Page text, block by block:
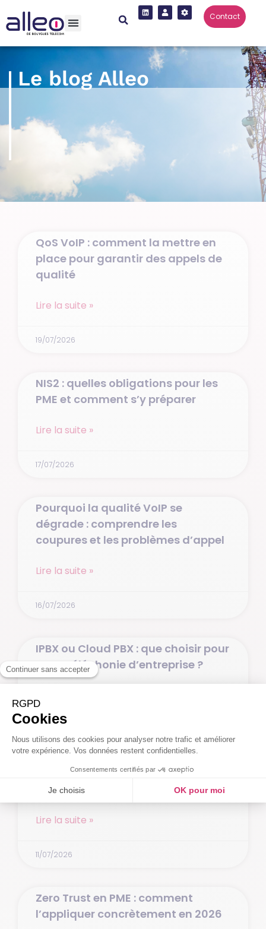
Contact
Le blog Alleo
QoS VoIP : comment la mettre en
place pour garantir des appels de
qualité
Lire la suite »
19/07/2026
NIS2 : quelles obligations pour les
PME et comment s’y préparer
Lire la suite »
17/07/2026
Pourquoi la qualité VoIP se
dégrade : comprendre les
coupures et les problèmes d’appel
Lire la suite »
16/07/2026
IPBX ou Cloud PBX : que choisir pour
votre téléphonie d’entreprise ?
Pourquoi passer à la VoIP en
entreprise en 2026
Lire la suite »
11/07/2026
Zero Trust en PME : comment
l’appliquer concrètement en 2026